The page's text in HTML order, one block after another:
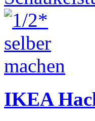
IKEA